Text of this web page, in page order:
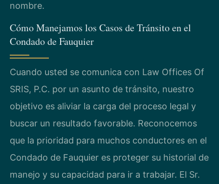
nombre.
Cómo Manejamos los Casos de Tránsito en el
Condado de Fauquier
Cuando usted se comunica con Law Offices Of
SRIS, P.C. por un asunto de tránsito, nuestro
objetivo es aliviar la carga del proceso legal y
buscar un resultado favorable. Reconocemos
que la prioridad para muchos conductores en el
Condado de Fauquier es proteger su historial de
manejo y su capacidad para ir a trabajar. El Sr.